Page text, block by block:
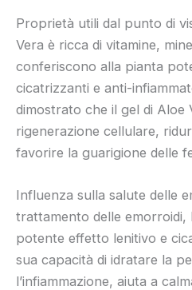
Proprietà utili dal punto di
Vera è ricca di vitamine,
conferiscono alla pianta
cicatrizzanti e anti-
dimostrato che il gel di Aloe
rigenerazione cellulare,
favorire la guarigione delle
Influenza sulla salute delle
trattamento delle emorroidi,
potente effetto lenitivo e
sua capacità di idratare la
l’infiammazione, aiuta a